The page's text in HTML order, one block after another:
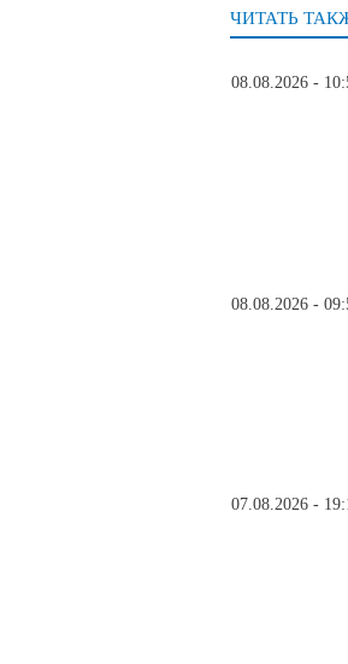
ЧИТАТЬ
08.08.2026 -
08.08.2026 -
07.08.2026 -